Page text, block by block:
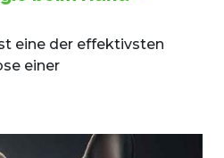
eine der effektivsten
einer